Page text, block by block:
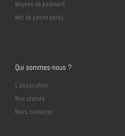
Moyens de paiement
Mot de passe perdu
Qui sommes-nous ?
L’association
Nos statuts
Nous contacter